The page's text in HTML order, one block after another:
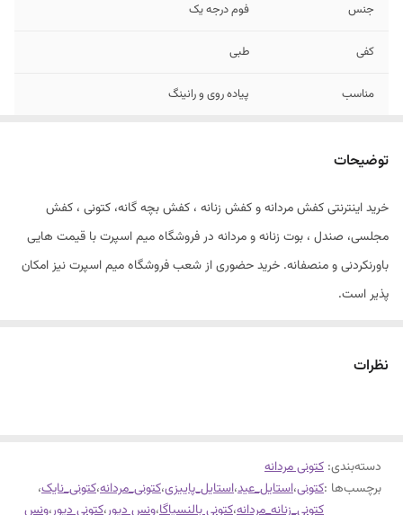
جنس فوم درجه یک
کفی طبی
مناسب پیاده روی و رانینگ
توضیحات
خرید اینترنتی کفش مردانه و کفش زنانه ، کفش بچه گانه، کتونی ، کفش
مجلسی، صندل ، بوت زنانه و مردانه در فروشگاه میم اسپرت با قیمت هایی
باورنکردنی و منصفانه. خرید حضوری از شعب فروشگاه میم اسپرت نیز امکان
پذیر است.
مخصوص پیاده روی و رانینگ
نظرات
دسته‌بندی: کتونی مردانه
برچسب‌ها :کتونی،استایل_عید،استایل_پاییزی،کتونی_مردانه،کتونی_نایک،
کتونی_زنانه_مردانه،کتونی بالنسیاگا،ونس دیور،کتونی دیور،ونس